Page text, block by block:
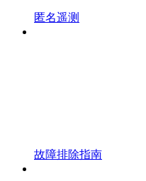
匿名遥测
故障排除指南